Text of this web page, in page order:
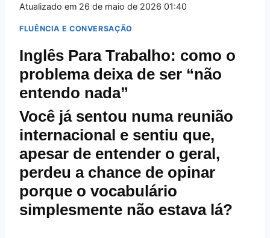
Atualizado em 26 de maio de 2026 01:40
FLUÊNCIA E CONVERSAÇÃO
Inglês Para Trabalho: como o
problema deixa de ser “não
entendo nada”
Você já sentou numa reunião
internacional e sentiu que,
apesar de entender o geral,
perdeu a chance de opinar
porque o vocabulário
simplesmente não estava lá?